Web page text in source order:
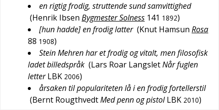
en rigtig frodig, struttende sund samvittighed
(Henrik Ibsen Bygmester Solness 141 1892)
[hun hadde] en frodig latter (Knut Hamsun Rosa
88 1908)
Stein Mehren har et frodig og vitalt, men filosofisk
ladet billedspråk (Lars Roar LangsletNår fuglen
letter LBK 2006)
årsaken til populariteten lå i en frodig fortellerstil
(Bernt RougthvedtMed penn og pistol LBK 2010)